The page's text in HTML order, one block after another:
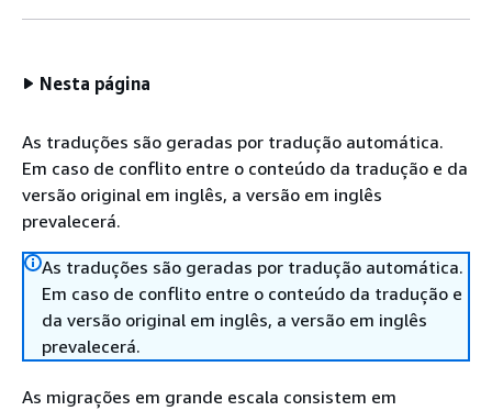
Nesta página
As traduções são geradas por tradução automática.
Em caso de conflito entre o conteúdo da tradução e da
versão original em inglês, a versão em inglês
prevalecerá.
As traduções são geradas por tradução automática.
Em caso de conflito entre o conteúdo da tradução e
da versão original em inglês, a versão em inglês
prevalecerá.
As migrações em grande escala consistem em